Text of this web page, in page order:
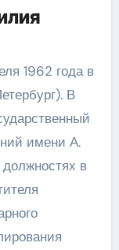
1962 года в
В
имени А.
в